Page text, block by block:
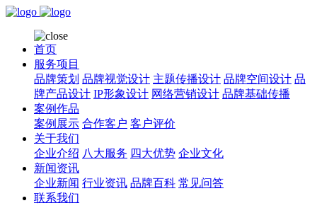
首页
服务项目
品牌策划 品牌视觉设计 主题传播设计 品牌空间设计 品
牌产品设计 IP形象设计 网络营销设计 品牌基础传播
案例作品
案例展示 合作客户 客户评价
关于我们
企业介绍 八大服务 四大优势 企业文化
新闻资讯
企业新闻 行业资讯 品牌百科 常见问答
联系我们